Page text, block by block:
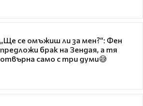
„Ще се омъжиш ли за мен?“: Фен
предложи брак на Зендая, а тя
отвърна само с три думи😅